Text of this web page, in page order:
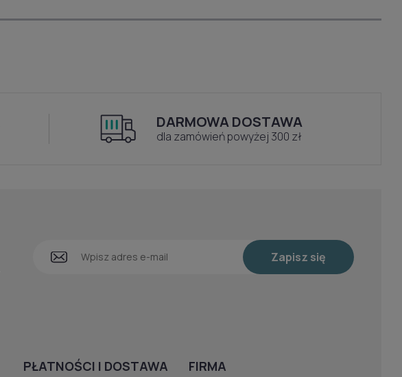
DARMOWA DOSTAWA
dla zamówień powyżej 300 zł
Zapisz się
PŁATNOŚCI I DOSTAWA FIRMA